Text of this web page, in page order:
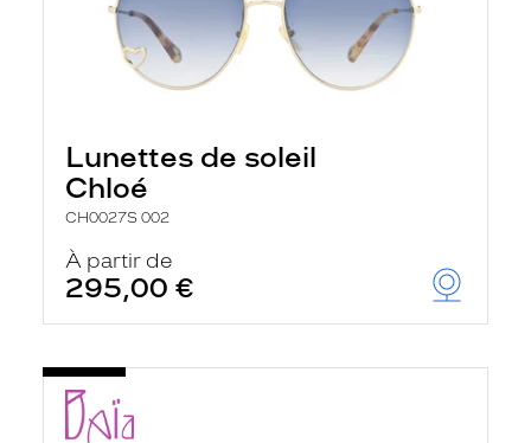
Lunettes de soleil
Chloé
CH0027S 002
À partir de
295,00 €